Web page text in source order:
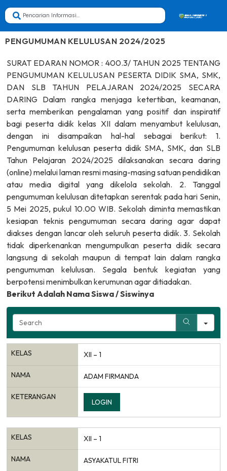
PENGUMUMAN KELULUSAN 2024/2025
SURAT EDARAN NOMOR : 400.3/ TAHUN 2025 TENTANG
PENGUMUMAN KELULUSAN PESERTA DIDIK SMA, SMK,
DAN SLB TAHUN PELAJARAN 2024/2025 SECARA
DARING Dalam rangka menjaga ketertiban, keamanan,
serta memberikan pengalaman yang positif dan inspiratif
bagi peserta didik kelas XII dalam menyambut kelulusan,
dengan ini disampaikan hal-hal sebagai berikut: 1.
Pengumuman kelulusan peserta didik SMA, SMK, dan SLB
Tahun Pelajaran 2024/2025 dilaksanakan secara daring
(online) melalui laman resmi masing-masing satuan pendidikan
atau media digital yang dikelola sekolah. 2. Tanggal
pengumuman kelulusan ditetapkan serentak pada hari Senin,
5 Mei 2025, pukul 10.00 WIB. Sekolah diminta memastikan
kesiapan teknis pengumuman secara daring agar dapat
diakses dengan lancar oleh seluruh peserta didik. 3. Sekolah
tidak diperkenankan mengumpulkan peserta didik secara
langsung di sekolah maupun di tempat lain dalam rangka
pengumuman kelulusan. Segala bentuk kegiatan yang
berpotensi menimbulkan kerumunan agar ditiadakan.
Berikut Adalah Nama Siswa / Siswinya
KELAS XII – 1
NAMA ADAM FIRMANDA
KETERANGAN
LOGIN
KELAS XII – 1
NAMA ASYAKATUL FITRI